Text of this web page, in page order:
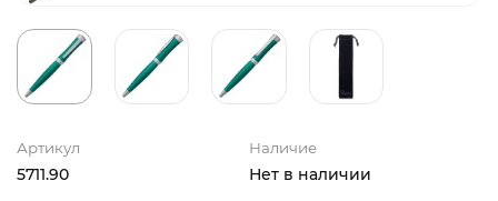
Артикул
5711.90
Наличие
Нет в наличии